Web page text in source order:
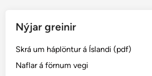
n
u
r
Nýjar greinir
Skrá um háplöntur á Íslandi (pdf)
Naflar á förnum vegi